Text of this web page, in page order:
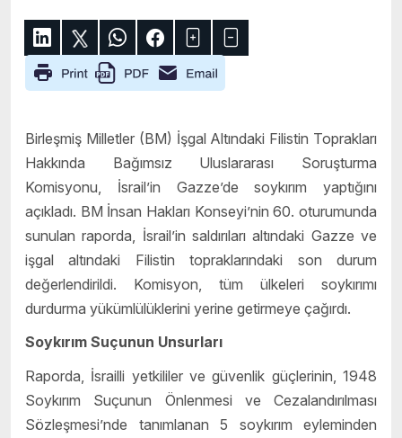
Birleşmiş Milletler (BM) İşgal Altındaki Filistin Toprakları
Hakkında Bağımsız Uluslararası Soruşturma
Komisyonu, İsrail’in Gazze’de soykırım yaptığını
açıkladı. BM İnsan Hakları Konseyi’nin 60. oturumunda
sunulan raporda, İsrail’in saldırıları altındaki Gazze ve
işgal altındaki Filistin topraklarındaki son durum
değerlendirildi. Komisyon, tüm ülkeleri soykırımı
durdurma yükümlülüklerini yerine getirmeye çağırdı.
Soykırım Suçunun Unsurları
Raporda, İsrailli yetkililer ve güvenlik güçlerinin, 1948
Soykırım Suçunun Önlenmesi ve Cezalandırılması
Sözleşmesi’nde tanımlanan 5 soykırım eyleminden